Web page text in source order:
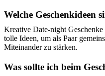
Welche Geschenkideen
Kreative Date-night
tolle Ideen, um als Paar
Miteinander zu stärken.
Was sollte ich beim